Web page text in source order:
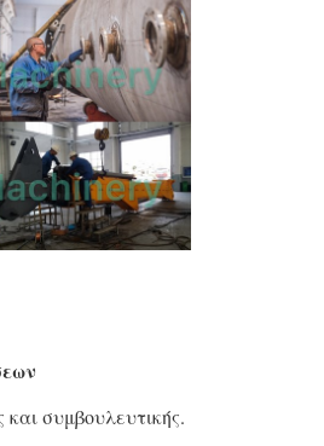
συμβουλευτικής.